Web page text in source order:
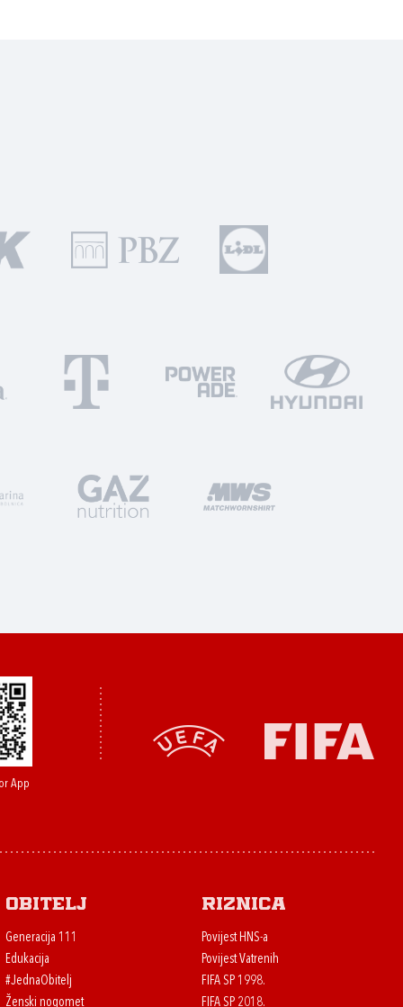
App
Obitelj
Generacija 111
Edukacija
#JednaObitelj
Ženski nogomet
Riznica
Povijest HNS-a
Povijest Vatrenih
FIFA SP 1998.
FIFA SP 2018.